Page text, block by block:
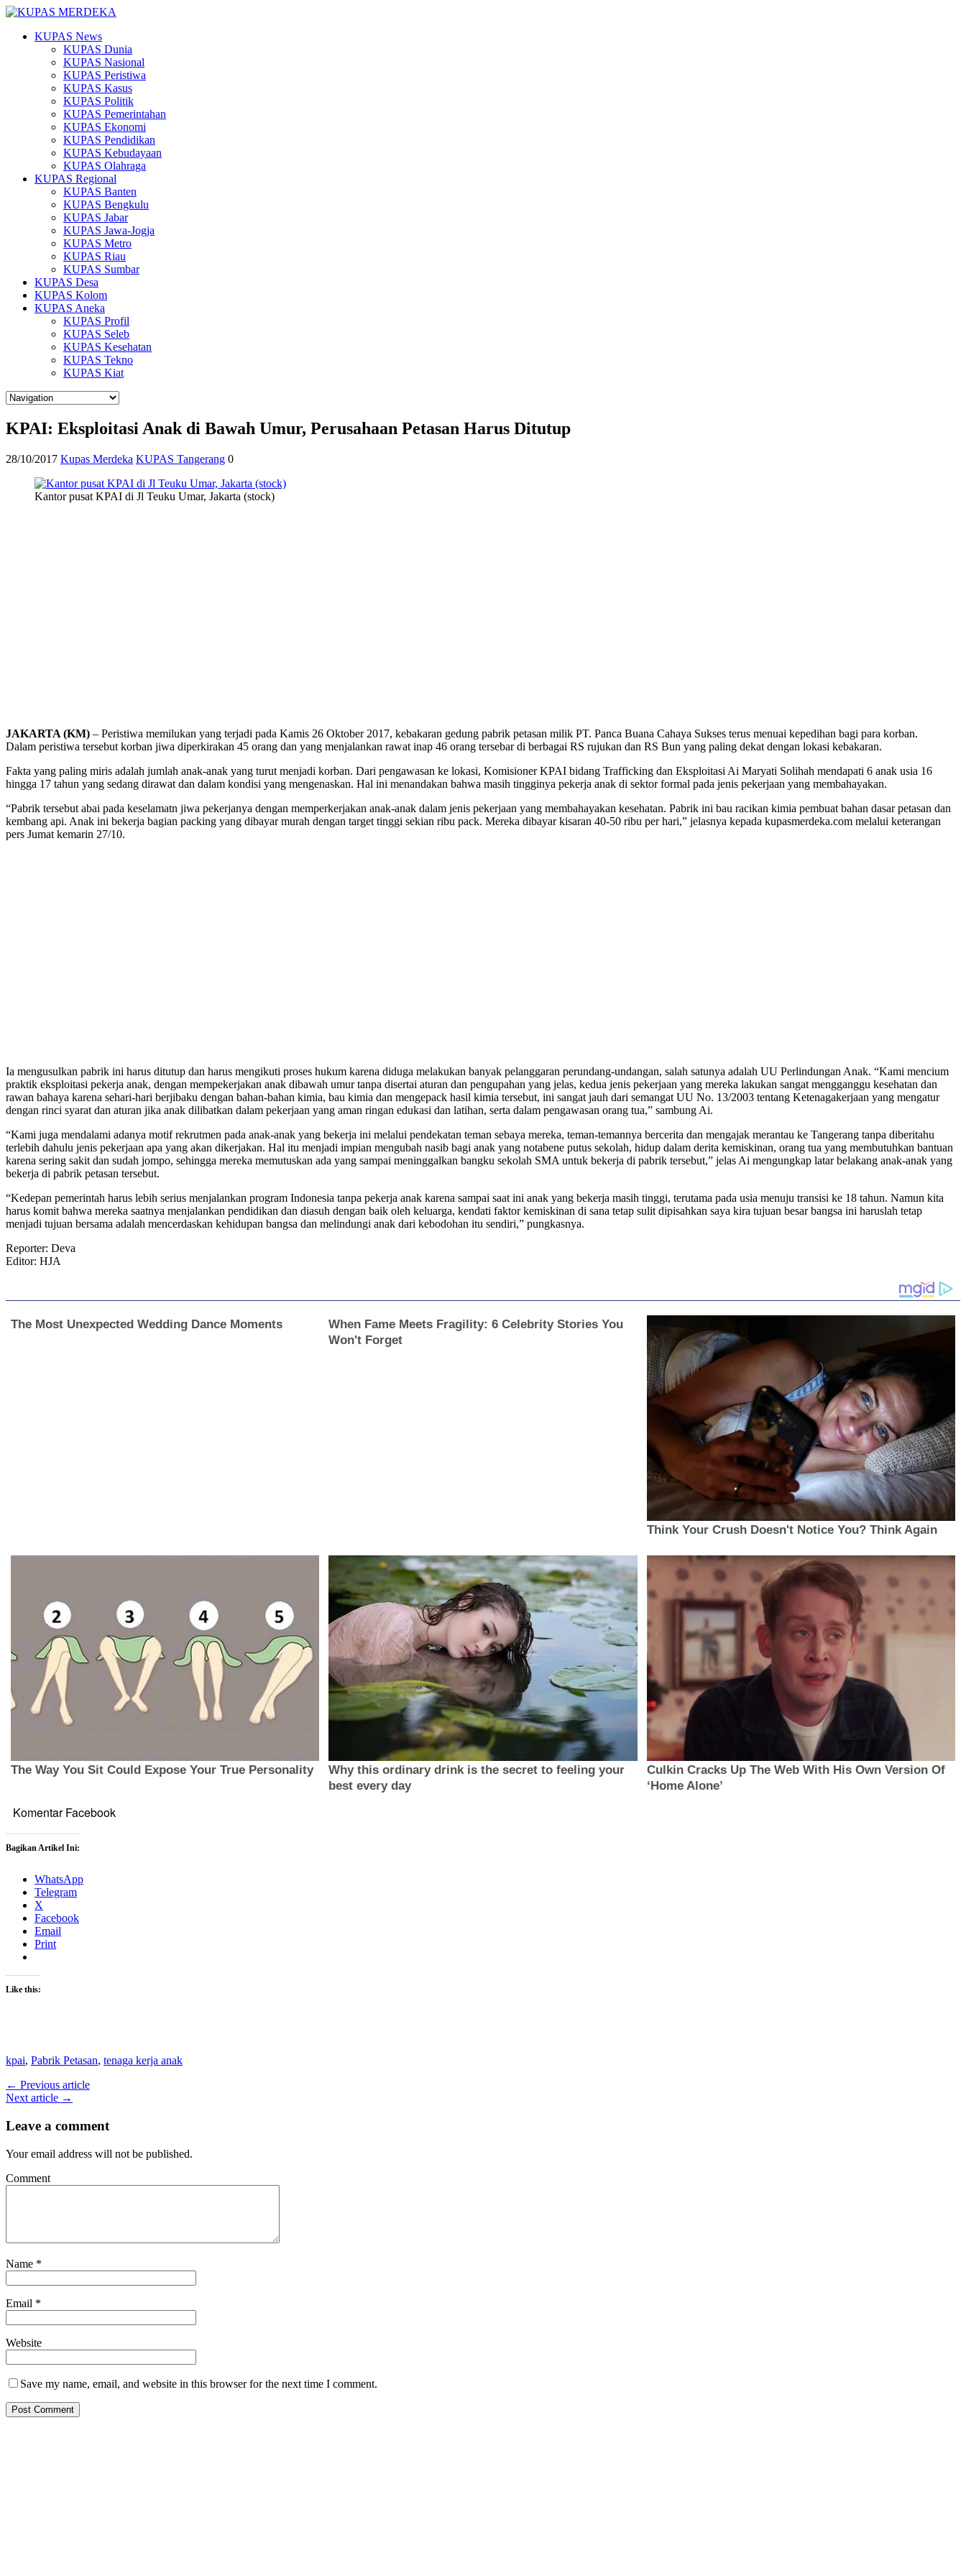
KUPAS News
KUPAS Dunia
KUPAS Nasional
KUPAS Peristiwa
KUPAS Kasus
KUPAS Politik
KUPAS Pemerintahan
KUPAS Ekonomi
KUPAS Pendidikan
KUPAS Kebudayaan
KUPAS Olahraga
KUPAS Regional
KUPAS Banten
KUPAS Bengkulu
KUPAS Jabar
KUPAS Jawa-Jogja
KUPAS Metro
KUPAS Riau
KUPAS Sumbar
KUPAS Desa
KUPAS Kolom
KUPAS Aneka
KUPAS Profil
KUPAS Seleb
KUPAS Kesehatan
KUPAS Tekno
KUPAS Kiat
KPAI: Eksploitasi Anak di Bawah Umur, Perusahaan Petasan Harus Ditutup
28/10/2017 Kupas Merdeka KUPAS Tangerang 0
Kantor pusat KPAI di Jl Teuku Umar, Jakarta (stock)
JAKARTA (KM) – Peristiwa memilukan yang terjadi pada Kamis 26 Oktober 2017, kebakaran gedung pabrik petasan milik PT. Panca Buana Cahaya Sukses terus menuai kepedihan bagi para korban.
Dalam peristiwa tersebut korban jiwa diperkirakan 45 orang dan yang menjalankan rawat inap 46 orang tersebar di berbagai RS rujukan dan RS Bun yang paling dekat dengan lokasi kebakaran.
Fakta yang paling miris adalah jumlah anak-anak yang turut menjadi korban. Dari pengawasan ke lokasi, Komisioner KPAI bidang Trafficking dan Eksploitasi Ai Maryati Solihah mendapati 6 anak usia 16
hingga 17 tahun yang sedang dirawat dan dalam kondisi yang mengenaskan. Hal ini menandakan bahwa masih tingginya pekerja anak di sektor formal pada jenis pekerjaan yang membahayakan.
“Pabrik tersebut abai pada keselamatn jiwa pekerjanya dengan memperkerjakan anak-anak dalam jenis pekerjaan yang membahayakan kesehatan. Pabrik ini bau racikan kimia pembuat bahan dasar petasan dan
kembang api. Anak ini bekerja bagian packing yang dibayar murah dengan target tinggi sekian ribu pack. Mereka dibayar kisaran 40-50 ribu per hari,” jelasnya kepada kupasmerdeka.com melalui keterangan
pers Jumat kemarin 27/10.
Ia mengusulkan pabrik ini harus ditutup dan harus mengikuti proses hukum karena diduga melakukan banyak pelanggaran perundang-undangan, salah satunya adalah UU Perlindungan Anak. “Kami mencium
praktik eksploitasi pekerja anak, dengan mempekerjakan anak dibawah umur tanpa disertai aturan dan pengupahan yang jelas, kedua jenis pekerjaan yang mereka lakukan sangat mengganggu kesehatan dan
rawan bahaya karena sehari-hari berjibaku dengan bahan-bahan kimia, bau kimia dan mengepack hasil kimia tersebut, ini sangat jauh dari semangat UU No. 13/2003 tentang Ketenagakerjaan yang mengatur
dengan rinci syarat dan aturan jika anak dilibatkan dalam pekerjaan yang aman ringan edukasi dan latihan, serta dalam pengawasan orang tua,” sambung Ai.
“Kami juga mendalami adanya motif rekrutmen pada anak-anak yang bekerja ini melalui pendekatan teman sebaya mereka, teman-temannya bercerita dan mengajak merantau ke Tangerang tanpa diberitahu
terlebih dahulu jenis pekerjaan apa yang akan dikerjakan. Hal itu menjadi impian mengubah nasib bagi anak yang notabene putus sekolah, hidup dalam derita kemiskinan, orang tua yang membutuhkan bantuan
karena sering sakit dan sudah jompo, sehingga mereka memutuskan ada yang sampai meninggalkan bangku sekolah SMA untuk bekerja di pabrik tersebut,” jelas Ai mengungkap latar belakang anak-anak yang
bekerja di pabrik petasan tersebut.
“Kedepan pemerintah harus lebih serius menjalankan program Indonesia tanpa pekerja anak karena sampai saat ini anak yang bekerja masih tinggi, terutama pada usia menuju transisi ke 18 tahun. Namun kita
harus komit bahwa mereka saatnya menjalankan pendidikan dan diasuh dengan baik oleh keluarga, kendati faktor kemiskinan di sana tetap sulit dipisahkan saya kira tujuan besar bangsa ini haruslah tetap
menjadi tujuan bersama adalah mencerdaskan kehidupan bangsa dan melindungi anak dari kebodohan itu sendiri,” pungkasnya.
Reporter: Deva
Editor: HJA
Komentar Facebook
Bagikan Artikel Ini:
WhatsApp
Telegram
X
Facebook
Email
Print
Like this:
kpai, Pabrik Petasan, tenaga kerja anak
← Previous article
Next article →
Leave a comment
Your email address will not be published.
Comment
Name *
Email *
Website
Save my name, email, and website in this browser for the next time I comment.